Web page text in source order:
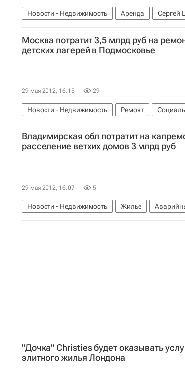
Новости - Недвижимость Аренда
Сергей
Московская область (Подмосковье)
Россия
Москва потратит 3,5 млрд руб на
детских лагерей в Подмосковье
29 мая 2012, 16:15 29
Новости - Недвижимость Ремонт
Московская область (Подмосковье)
Россия
Владимирская обл потратит на
расселение ветхих домов 3 млрд руб
29 мая 2012, 16:07 5
Новости - Недвижимость Жилье
Капремонт
Россия
"Дочка" Christies будет оказывать
элитного жилья Лондона